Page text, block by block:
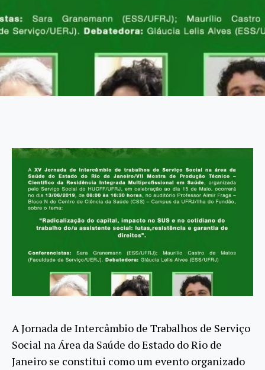
A Jornada de Intercâmbio de Trabalhos de Serviço
Social na Área da Saúde do Estado do Rio de
Janeiro se constitui como um evento organizado